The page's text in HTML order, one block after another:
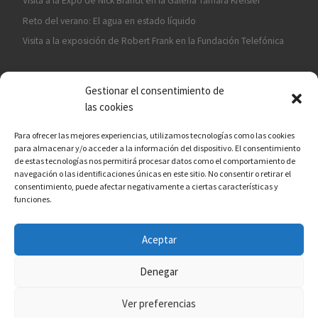
Gestionar el consentimiento de
las cookies
Para ofrecer las mejores experiencias, utilizamos tecnologías como las cookies
para almacenar y/o acceder a la información del dispositivo. El consentimiento
de estas tecnologías nos permitirá procesar datos como el comportamiento de
navegación o las identificaciones únicas en este sitio. No consentir o retirar el
consentimiento, puede afectar negativamente a ciertas características y
funciones.
Aceptar
Denegar
Ver preferencias
Reto del verano: El agua en estado líquido
Visita a la exposición de Robert Frank en la Fundación Telefónica
¡ASÓCIATE A CÁMARA EN MANO!
© 2026Asociación fotográfica Cámara en mano– Todos los
derechos reservados